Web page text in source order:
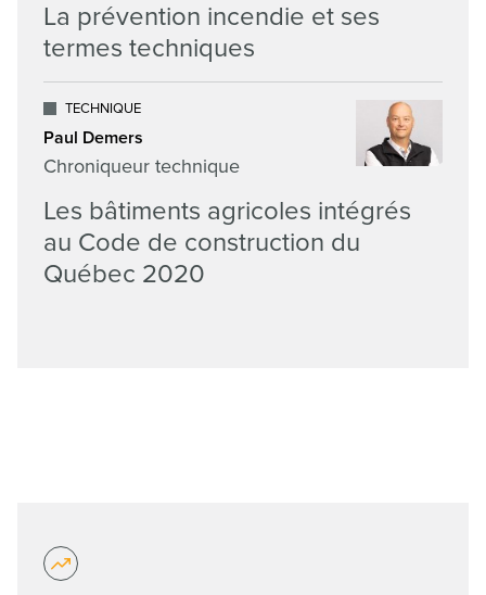
La prévention incendie et ses
termes techniques
TECHNIQUE
Paul Demers
Chroniqueur technique
Les bâtiments agricoles intégrés
au Code de construction du
Québec 2020